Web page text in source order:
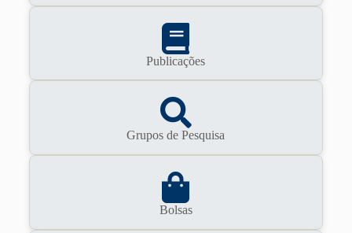
Publicações
Grupos de Pesquisa
Bolsas